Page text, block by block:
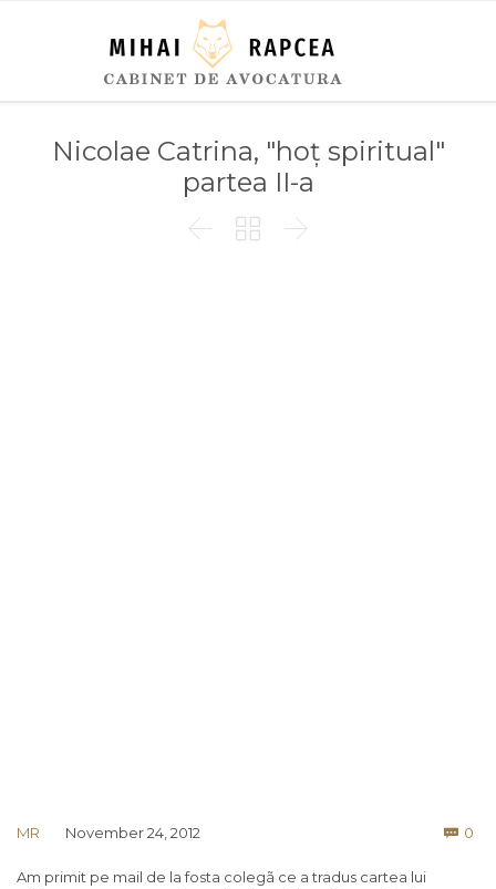
Nicolae Catrina, "hoț spiritual"
partea II-a
  
MR November 24, 2012  0
Am primit pe mail de la fosta colegã ce a tradus cartea lui